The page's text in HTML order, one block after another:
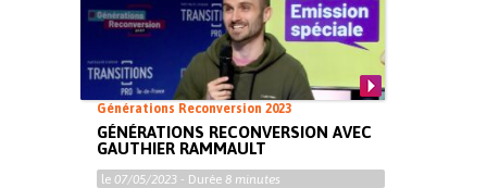
Générations Reconversion 2023
GÉNÉRATIONS RECONVERSION AVEC
GAUTHIER RAMMAULT
le 07/05/2023 - Durée 8 minutes